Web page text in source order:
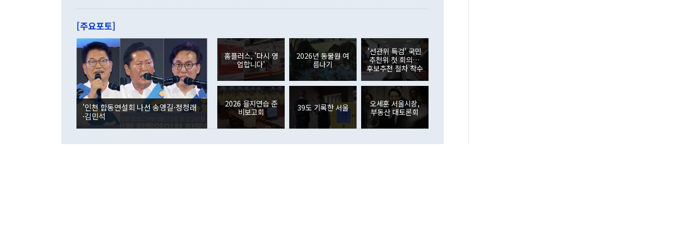
관은 업무보고 사후 브리핑에서 정 장관이 언급한 '4자 회담'에 대해 "이상
이 9월 러시아 블라디보스토크에서 열리는 '동방경제포럼(EEF)'을 언급하
며 "정부 차원에서 (참석을) 검토하고 있다"고 발언한 데 대해서도 조 장관
은 "그것은 외교부의 몫"이라며 "아직 거기까지 진도가 나가지 않았다"고
잘랐다. 정 장관이 이날 소개한 대북 구상과 설명은 정부 내 조율을 거치지
않았다는 점에서 문제가 있다. 특히 주적 표현 대체와 국호 사용, 9·19 군
사합의 복원, 4자회담 추진 등은 통일부 장관이 결정할 사안이 아니어서 월
권이라는 지적이 나오고 있다. 이 대통령은 정 장관의 업무보고를 듣고 난
뒤 "여기 업무보고에 발표했다고 승인난 건 아니다"라고 재차 확인했다. 정
부의 한 소식통은 "정 장관의 발언 내용은 대부분 국가안전보장회의(NSC)
를 거쳐 결정된 사안이 아닌 정 장관의 개인적 생각에 가깝다"며 "안보 관
련 부처 장관이 정부의 공식 정책이 아닌 사안을 추진하겠다고 업무보고를
하고 대통령의 면전에서 '국군통수권자가 나서야 한다'고 주장한 것은 심각
는 배당수입이 늘어난 데다 전월 분기배당에 따른 기저효과로 배당지급이
였던 올해 3월(369억9000만달러)을 넘어선 것이다. 직접투자에서는 내국
인의 해외투자가 80억1000만달러, 외국인의 국내투자가 46억3000만달러
각각 증가했다. 증권투자에서는 외국인의 국내 주식 매도세가 이어졌다. 외
국인의 국내 주식 투자는 차익실현 매도 등의 영향으로 316억1000만달러
감소하며 전월(-310억5000만달러)에 이어 역대 최대 순매도 기록을 다시
경신했다. 외국인의 국내 채권투자는 세계국채지수(WGBI) 자금 유입에도
분기 말 만기도래 영향으로 증가 폭이 줄어든 52억9000만달러를 기록했
다. 내국인의 해외 증권투자는 주식을 중심으로 35억6000만달러 증가했
다. eoyn2@newspim.com
[주요포토]
'인천 합동연설회 나선 송영길·정청래
·김민석
홈플러스, '다시 영
업합니다'
2026년 동물원 여
름나기
'선관위 특검' 국민
추천위 첫 회의…
후보추천 절차 착수
2026 을지연습 준
비보고회
39도 기록한 서울
오세훈 서울시장,
부동산 대토론회